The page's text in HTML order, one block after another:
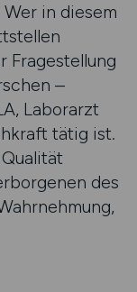
in diesem
Fragestellung
–
Laborarzt
tätig ist.
des